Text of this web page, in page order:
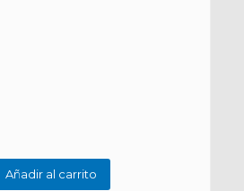
Añadir al carrito